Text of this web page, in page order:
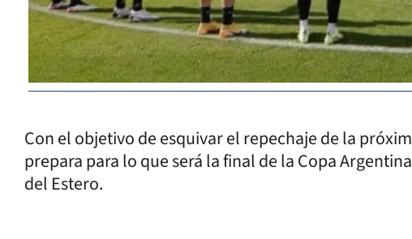
Con el objetivo de esquivar el repechaje de la
prepara para lo que será la final de la Copa
del Estero.